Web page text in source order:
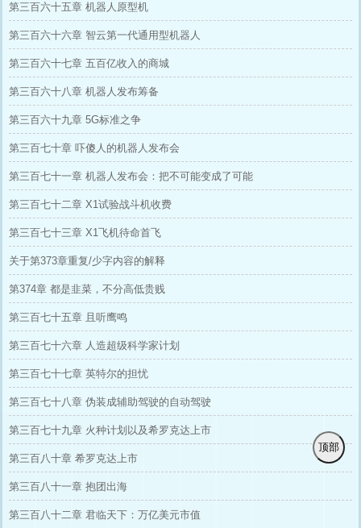
第三百六十五章 机器人原型机
第三百六十六章 智云第一代通用型机器人
第三百六十七章 五百亿收入的商城
第三百六十八章 机器人发布筹备
第三百六十九章 5G标准之争
第三百七十章 吓傻人的机器人发布会
第三百七十一章 机器人发布会：把不可能变成了可能
第三百七十二章 X1试验战斗机收费
第三百七十三章 X1飞机待命首飞
关于第373章重复/少字内容的解释
第374章 都是韭菜，不分高低贵贱
第三百七十五章 且听鹰鸣
第三百七十六章 人造超级科学家计划
第三百七十七章 英特尔的担忧
第三百七十八章 伪装成辅助驾驶的自动驾驶
第三百七十九章 火种计划以及希罗克达上市
第三百八十章 希罗克达上市
第三百八十一章 抱团出海
第三百八十二章 君临天下：万亿美元市值
顶部